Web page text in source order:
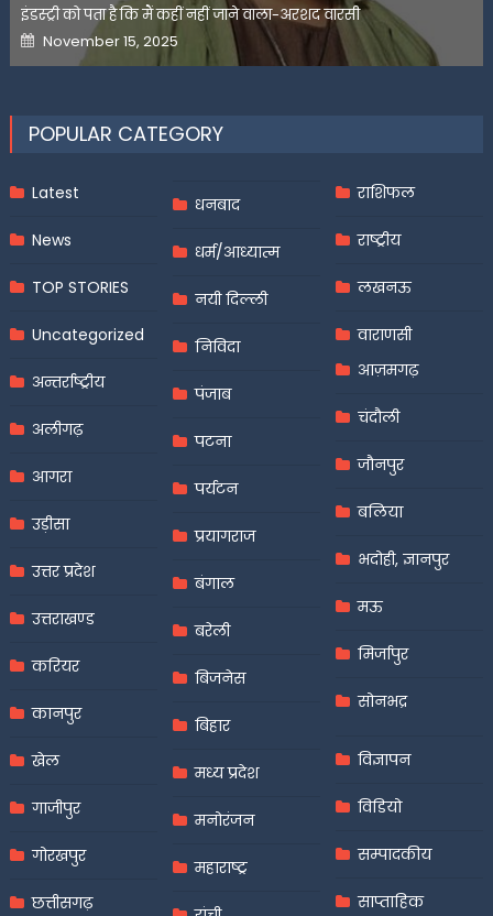
इंडस्ट्री को पता है कि मैं कहीं नहीं जाने वाला-अरशद वारसी
Posted
on
November 15, 2025
POPULAR CATEGORY
Latest
News
TOP STORIES
Uncategorized
अन्तर्राष्ट्रीय
अलीगढ़
आगरा
उड़ीसा
उत्तर प्रदेश
उत्तराखण्ड
करियर
कानपुर
खेल
गाजीपुर
गोरखपुर
छत्तीसगढ़
धनबाद
धर्म/आध्यात्म
नयी दिल्ली
निविदा
पंजाब
पटना
पर्यटन
प्रयागराज
बंगाल
बरेली
बिजनेस
बिहार
मध्य प्रदेश
मनोरंजन
महाराष्ट्र
राशिफल
राष्ट्रीय
लखनऊ
वाराणसी
आज़मगढ़
चंदौली
जौनपुर
बलिया
भदोही, ज्ञानपुर
मऊ
मिर्जापुर
सोनभद्र
विज्ञापन
विडियो
सम्पादकीय
साप्ताहिक